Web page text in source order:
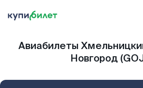
Авиабилеты
Новгород